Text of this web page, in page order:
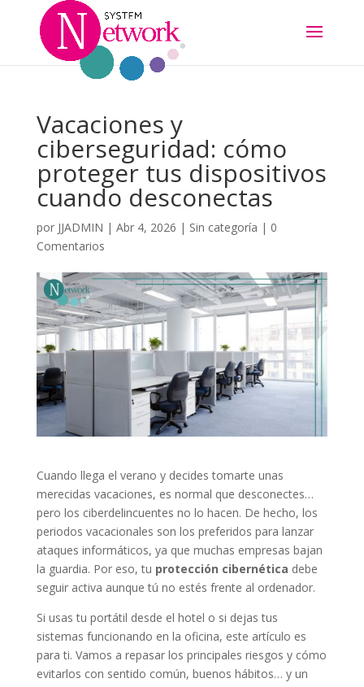
Vacaciones y
ciberseguridad: cómo
proteger tus dispositivos
cuando desconectas
por JJADMIN | Abr 4, 2026 | Sin categoría | 0
Comentarios
Cuando llega el verano y decides tomarte unas
merecidas vacaciones, es normal que desconectes…
pero los ciberdelincuentes no lo hacen. De hecho, los
periodos vacacionales son los preferidos para lanzar
ataques informáticos, ya que muchas empresas bajan
la guardia. Por eso, tu protección cibernética debe
seguir activa aunque tú no estés frente al ordenador.
Si usas tu portátil desde el hotel o si dejas tus
sistemas funcionando en la oficina, este artículo es
para ti. Vamos a repasar los principales riesgos y cómo
evitarlos con sentido común, buenos hábitos… y un